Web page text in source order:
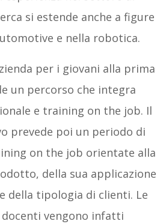
si estende anche a figure
e nella robotica.
per i giovani alla prima
un percorso che integra
e training on the job. Il
prevede poi un periodo di
on the job orientate alla
della sua applicazione
della tipologia di clienti. Le
docenti vengono infatti